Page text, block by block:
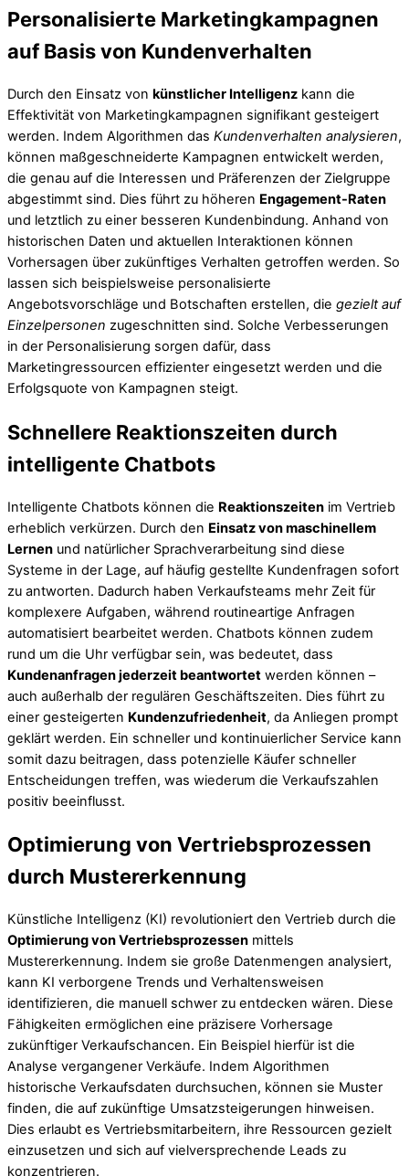
Personalisierte Marketingkampagnen
auf Basis von Kundenverhalten
Durch den Einsatz von künstlicher Intelligenz kann die
Effektivität von Marketingkampagnen signifikant gesteigert
werden. Indem Algorithmen das Kundenverhalten analysieren,
können maßgeschneiderte Kampagnen entwickelt werden,
die genau auf die Interessen und Präferenzen der Zielgruppe
abgestimmt sind. Dies führt zu höheren Engagement-Raten
und letztlich zu einer besseren Kundenbindung. Anhand von
historischen Daten und aktuellen Interaktionen können
Vorhersagen über zukünftiges Verhalten getroffen werden. So
lassen sich beispielsweise personalisierte
Angebotsvorschläge und Botschaften erstellen, die gezielt auf
Einzelpersonen zugeschnitten sind. Solche Verbesserungen
in der Personalisierung sorgen dafür, dass
Marketingressourcen effizienter eingesetzt werden und die
Erfolgsquote von Kampagnen steigt.
Schnellere Reaktionszeiten durch
intelligente Chatbots
Intelligente Chatbots können die Reaktionszeiten im Vertrieb
erheblich verkürzen. Durch den Einsatz von maschinellem
Lernen und natürlicher Sprachverarbeitung sind diese
Systeme in der Lage, auf häufig gestellte Kundenfragen sofort
zu antworten. Dadurch haben Verkaufsteams mehr Zeit für
komplexere Aufgaben, während routineartige Anfragen
automatisiert bearbeitet werden. Chatbots können zudem
rund um die Uhr verfügbar sein, was bedeutet, dass
Kundenanfragen jederzeit beantwortet werden können –
auch außerhalb der regulären Geschäftszeiten. Dies führt zu
einer gesteigerten Kundenzufriedenheit, da Anliegen prompt
geklärt werden. Ein schneller und kontinuierlicher Service kann
somit dazu beitragen, dass potenzielle Käufer schneller
Entscheidungen treffen, was wiederum die Verkaufszahlen
positiv beeinflusst.
Optimierung von Vertriebsprozessen
durch Mustererkennung
Künstliche Intelligenz (KI) revolutioniert den Vertrieb durch die
Optimierung von Vertriebsprozessen mittels
Mustererkennung. Indem sie große Datenmengen analysiert,
kann KI verborgene Trends und Verhaltensweisen
identifizieren, die manuell schwer zu entdecken wären. Diese
Fähigkeiten ermöglichen eine präzisere Vorhersage
zukünftiger Verkaufschancen. Ein Beispiel hierfür ist die
Analyse vergangener Verkäufe. Indem Algorithmen
historische Verkaufsdaten durchsuchen, können sie Muster
finden, die auf zukünftige Umsatzsteigerungen hinweisen.
Dies erlaubt es Vertriebsmitarbeitern, ihre Ressourcen gezielt
einzusetzen und sich auf vielversprechende Leads zu
konzentrieren.